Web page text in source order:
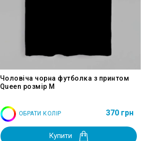
Чоловіча чорна футболка з принтом
Queen розмір M
ОБРАТИ КОЛІР 370 грн
Купити